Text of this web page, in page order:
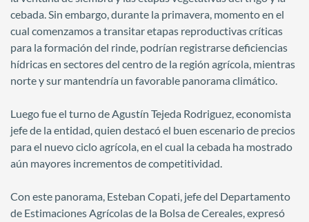
cebada. Sin embargo, durante la primavera, momento en el
cual comenzamos a transitar etapas reproductivas críticas
para la formación del rinde, podrían registrarse deficiencias
hídricas en sectores del centro de la región agrícola, mientras
norte y sur mantendría un favorable panorama climático.
Luego fue el turno de Agustín Tejeda Rodriguez, economista
jefe de la entidad, quien destacó el buen escenario de precios
para el nuevo ciclo agrícola, en el cual la cebada ha mostrado
aún mayores incrementos de competitividad.
Con este panorama, Esteban Copati, jefe del Departamento
de Estimaciones Agrícolas de la Bolsa de Cereales, expresó